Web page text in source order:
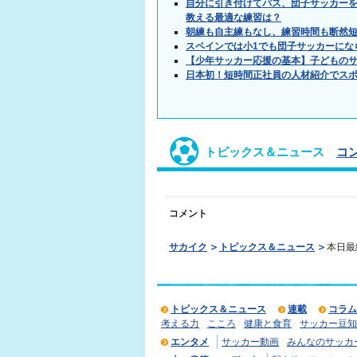
自分に引き付けてパス、団子サッカー
教える最適な練習は？
朝練も自主練もなし、練習時間も断然
スペインでは小1でも団子サッカーに
【少年サッカー応援の基本】子どもの
日本初！短時間正社員の人材紹介でス
トピックス＆ニュース コ
コメント
サカイク トピックス＆ニュース 本日
トピックス＆ニュース 連載
コラム
考える力
こころ 健康と食育
サッカー豆
エンタメ
サッカー動画
みんなのサッカ